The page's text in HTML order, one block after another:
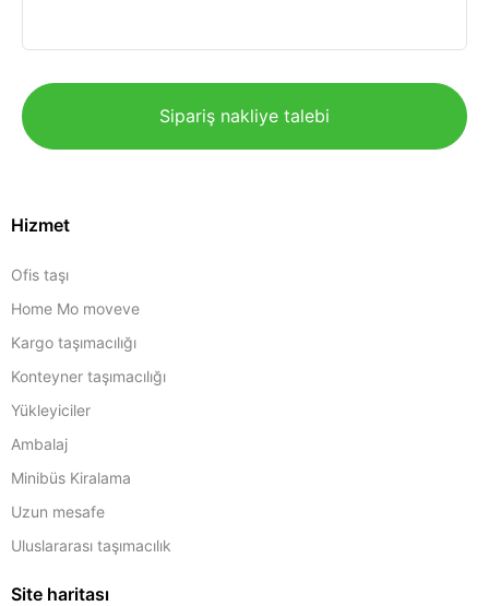
Sipariş nakliye talebi
Hizmet
Ofis taşı
Home Mo moveve
Kargo taşımacılığı
Konteyner taşımacılığı
Yükleyiciler
Ambalaj
Minibüs Kiralama
Uzun mesafe
Uluslararası taşımacılık
Site haritası